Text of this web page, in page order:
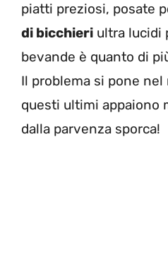
piatti preziosi, posate
di bicchieri ultra lucidi
bevande è quanto di
Il problema si pone
questi ultimi appaiono
dalla parvenza sporca!